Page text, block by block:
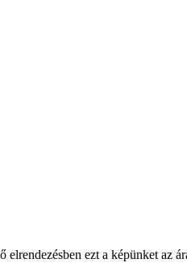
elrendezésben ezt a képünket az